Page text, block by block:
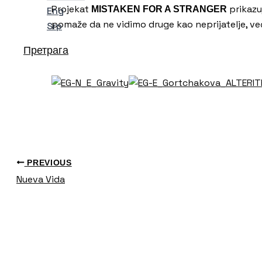
Eng
Srp
Претрага
Projekat MISTAKEN FOR A STRANGER
pomaže da ne vidimo druge kao neprijatelje,
PREVIOUS
Nueva Vida